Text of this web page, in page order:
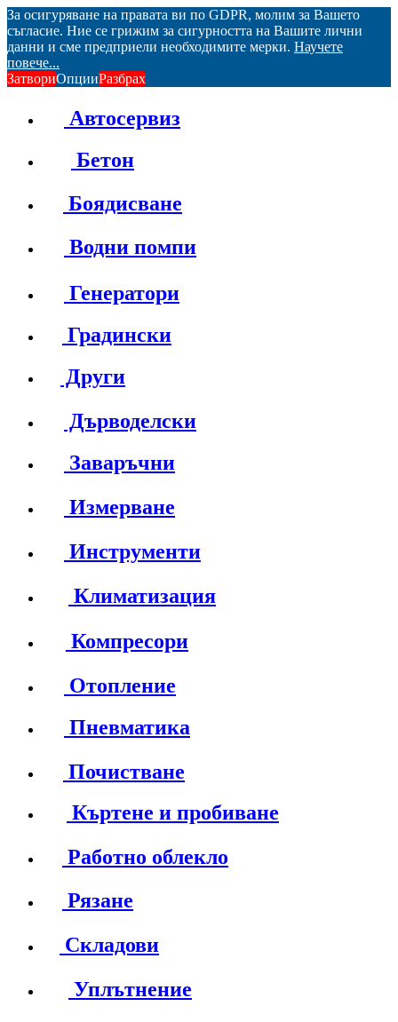
За осигуряване на правата ви по GDPR, молим за Вашето
съгласие. Ние се грижим за сигурността на Вашите лични
данни и сме предприели необходимите мерки. Научете
повече...
ЗатвориОпцииРазбрах
Автосервиз
Бетон
Боядисване
Водни помпи
Генератори
Градински
Други
Дърводелски
Заваръчни
Измерване
Инструменти
Климатизация
Компресори
Отопление
Пневматика
Почистване
Къртене и пробиване
Работно облекло
Рязане
Складови
Уплътнение